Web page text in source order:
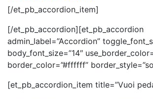
[/et_pb_accordion_item]
[/et_pb_accordion][et_pb_accordion
admin_label=”Accordion”
body_font_size=”14″
border_color=”#ffffff”
[et_pb_accordion_item title=”Vuoi